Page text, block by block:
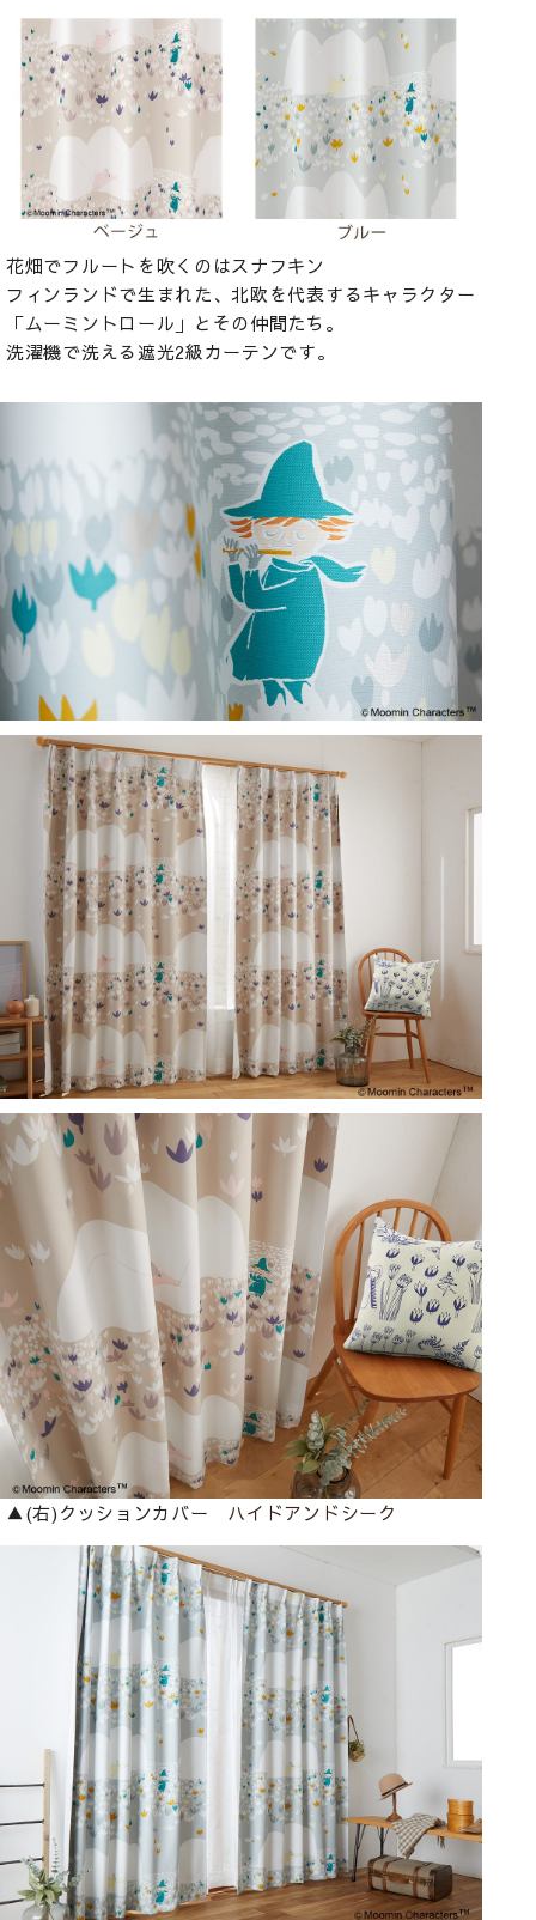
花畑でフルートを吹くのはスナフキン
フィンランドで生まれた、北欧を代表するキャラクター
「ムーミントロール」とその仲間たち。
洗濯機で洗える遮光2級カーテンです。
▲(右)クッションカバー ハイドアンドシーク